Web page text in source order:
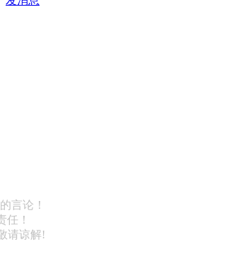
言论！
任！
请谅解!